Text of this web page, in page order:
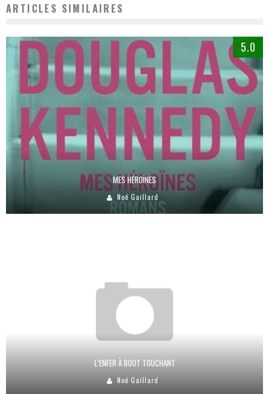
ARTICLES SIMILAIRES
5.0
MES HÉROÏNES
Noé Gaillard
L’ENFER À BOUT TOUCHANT
Noé Gaillard